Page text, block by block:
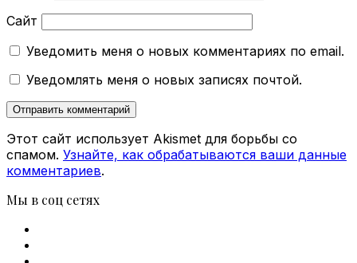
Сайт
Уведомить меня о новых комментариях по email.
Уведомлять меня о новых записях почтой.
Этот сайт использует Akismet для борьбы со
спамом. Узнайте, как обрабатываются ваши данные
комментариев.
Мы в соц сетях